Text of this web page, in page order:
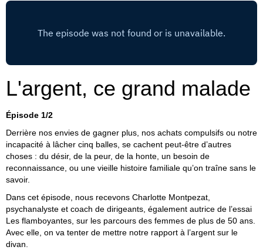
L'argent, ce grand malade
Épisode 1/2
Derrière nos envies de gagner plus, nos achats compulsifs ou notre
incapacité à lâcher cinq balles, se cachent peut-être d’autres
choses : du désir, de la peur, de la honte, un besoin de
reconnaissance, ou une vieille histoire familiale qu’on traîne sans le
savoir.
Dans cet épisode, nous recevons Charlotte Montpezat,
psychanalyste et coach de dirigeants, également autrice de l’essai
Les flamboyantes, sur les parcours des femmes de plus de 50 ans.
Avec elle, on va tenter de mettre notre rapport à l’argent sur le
divan.